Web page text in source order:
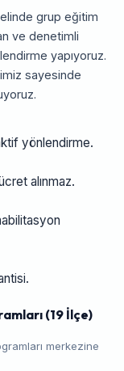
grup eğitim
ve denetimli
yapıyoruz.
sayesinde
yönlendirme.
alınmaz.
(19 İlçe)
merkezine